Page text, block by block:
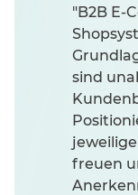
"B2B E-
sind
freuen